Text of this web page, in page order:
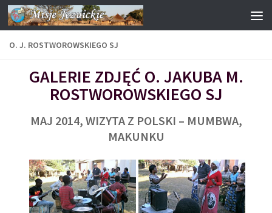
Przejdź do treści
O. J. ROSTWOROWSKIEGO SJ
GALERIE ZDJĘĆ O. JAKUBA M.
ROSTWOROWSKIEGO SJ
MAJ 2014, WIZYTA Z POLSKI – MUMBWA,
MAKUNKU